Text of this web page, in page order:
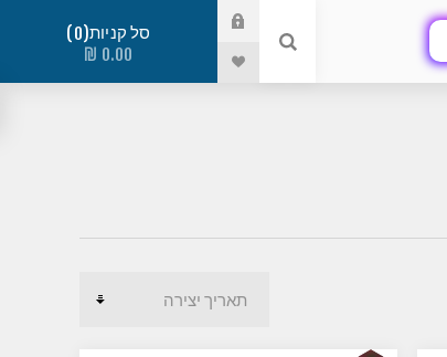
סל קניות 0
0.00 ₪